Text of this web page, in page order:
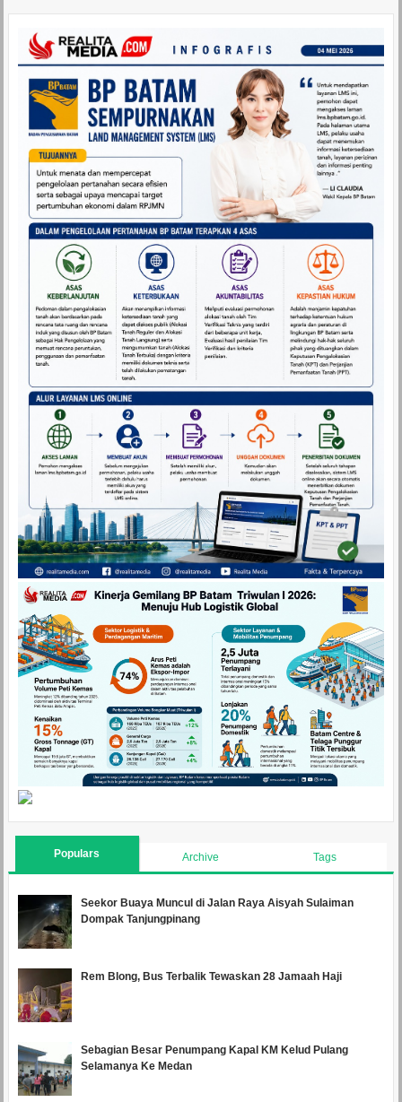
Populars Archive Tags
Seekor Buaya Muncul di Jalan Raya Aisyah Sulaiman
Dompak Tanjungpinang
Rem Blong, Bus Terbalik Tewaskan 28 Jamaah Haji
Sebagian Besar Penumpang Kapal KM Kelud Pulang
Selamanya Ke Medan